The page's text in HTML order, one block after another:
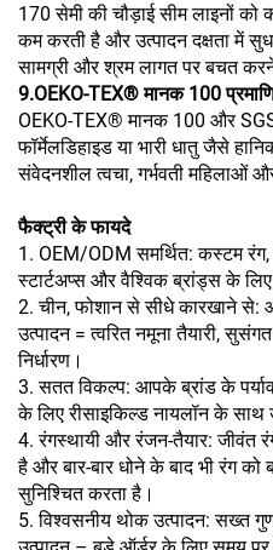
170 सेमी की चौड़ाई सीम लाइनों
कम करती है और उत्पादन दक्षता में
सामग्री और श्रम लागत पर बचत
9.OEKO-TEX® मानक 100
OEKO-TEX® मानक 100 और SGS
फॉर्मेलडिहाइड या भारी धातु जैसे
संवेदनशील त्वचा, गर्भवती महिलाओं
फैक्ट्री के फायदे
1. OEM/ODM समर्थित: कस्टम
स्टार्टअप्स और वैश्विक ब्रांड्स के
2. चीन, फोशान से सीधे कारखाने से:
उत्पादन = त्वरित नमूना तैयारी,
निर्धारण।
3. सतत विकल्प: आपके ब्रांड के
के लिए रीसाइकिल्ड नायलॉन के साथ
4. रंगस्थायी और रंजन-तैयार: जीवंत
है और बार-बार धोने के बाद भी रंग को
सुनिश्चित करता है।
5. विश्वसनीय थोक उत्पादन: सख्त